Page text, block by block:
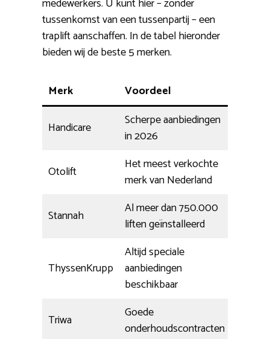
medewerkers. U kunt hier – zonder
tussenkomst van een tussenpartij – een
traplift aanschaffen. In de tabel hieronder
bieden wij de beste 5 merken.
Merk Voordeel
Handicare
Scherpe aanbiedingen
in 2026
Otolift
Het meest verkochte
merk van Nederland
Stannah
Al meer dan 750.000
liften geïnstalleerd
ThyssenKrupp
Altijd speciale
aanbiedingen
beschikbaar
Triwa
Goede
onderhoudscontracten